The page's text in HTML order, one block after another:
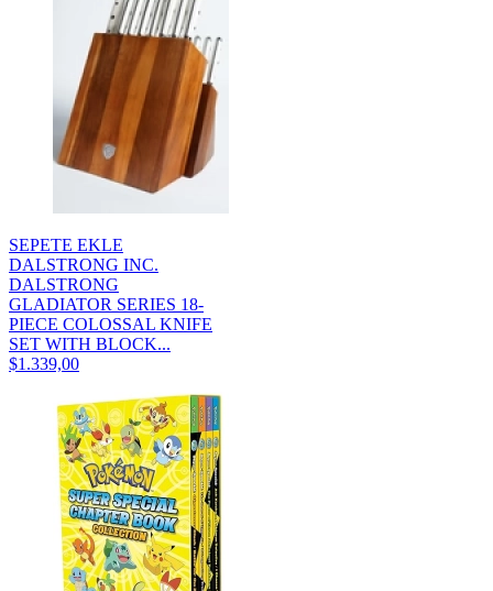
SEPETE EKLE
DALSTRONG INC.
DALSTRONG
GLADIATOR SERIES 18-
PIECE COLOSSAL KNIFE
SET WITH BLOCK...
$1.339,00